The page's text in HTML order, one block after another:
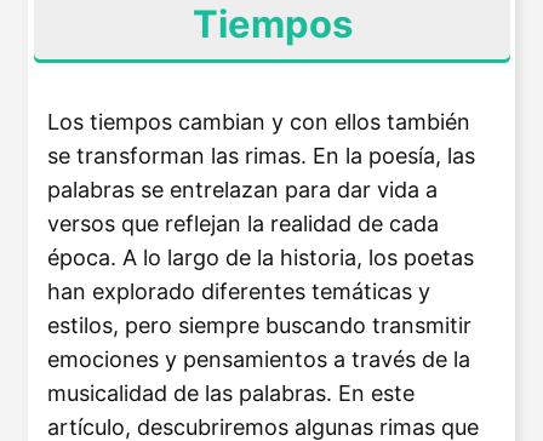
Tiempos
Los tiempos cambian y con ellos también
se transforman las rimas. En la poesía, las
palabras se entrelazan para dar vida a
versos que reflejan la realidad de cada
época. A lo largo de la historia, los poetas
han explorado diferentes temáticas y
estilos, pero siempre buscando transmitir
emociones y pensamientos a través de la
musicalidad de las palabras. En este
artículo, descubriremos algunas rimas que